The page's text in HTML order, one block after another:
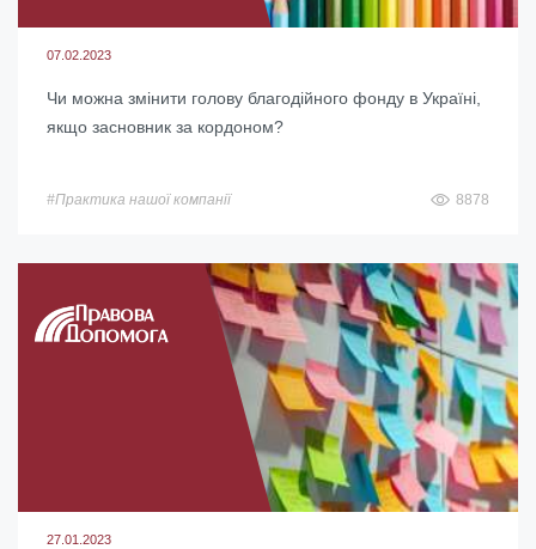
07.02.2023
Чи можна змінити голову благодійного фонду в Україні,
якщо засновник за кордоном?
#Практика нашої компанії 8878
27.01.2023